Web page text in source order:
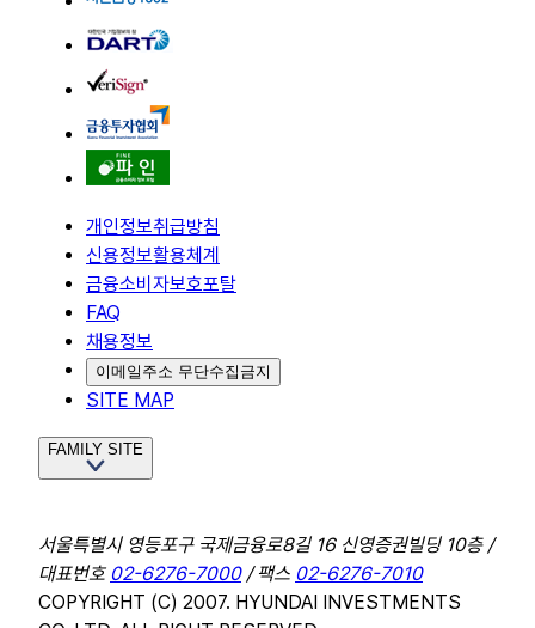
개인정보취급방침
신용정보활용체계
금융소비자보호포탈
FAQ
채용정보
이메일주소 무단수집금지
SITE MAP
FAMILY SITE
서울특별시 영등포구 국제금융로8길 16 신영증권빌딩 10층 /
대표번호 02-6276-7000/ 팩스 02-6276-7010
COPYRIGHT (C) 2007. HYUNDAI INVESTMENTS